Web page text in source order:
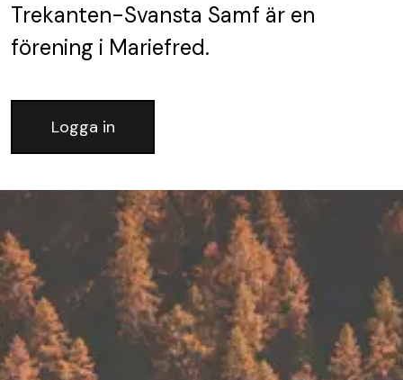
Trekanten-Svansta Samf är en
förening i Mariefred.
Logga in